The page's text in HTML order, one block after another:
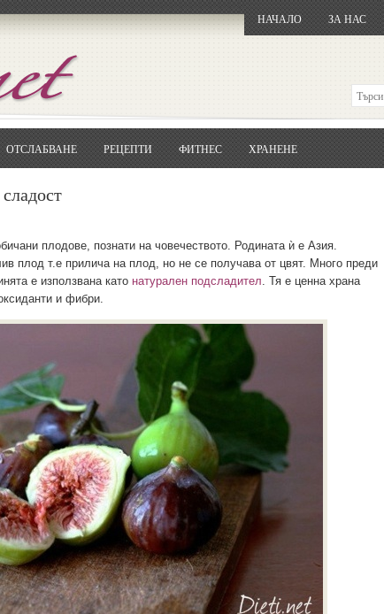
НАЧАЛО ЗА НАС
ОТСЛАБВАНЕ РЕЦЕПТИ ФИТНЕС ХРАНЕНЕ
плодове, познати на човечеството. Родината ѝ е Азия.
плод т.е прилича на плод, но не се получава от цвят. Много преди
е използвана като натурален подсладител. Тя е ценна храна
и фибри.
ОтворетеGoogle.bg
Кликнете на първия резултат
... и я въведете в полето:
Сваляне